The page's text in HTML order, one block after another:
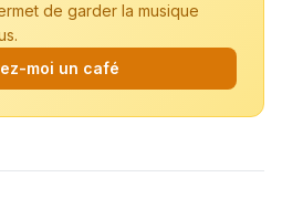
de garder la musique
moi un café